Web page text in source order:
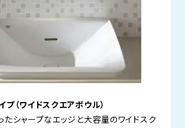
（ワイドスクエアボウル）
たシャープなエッジと大容量のワイドスク